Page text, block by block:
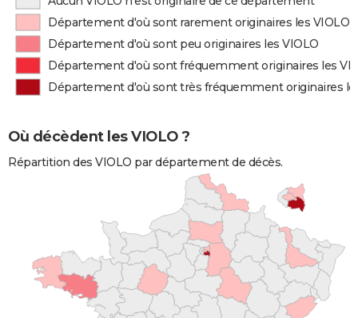
Département d'où sont rarement originaires les VIOLO
Département d'où sont peu originaires les VIOLO
Département d'où sont fréquemment originaires les
Département d'où sont très fréquemment originaires
Où décèdent les VIOLO ?
Répartition des VIOLO par département de décès.